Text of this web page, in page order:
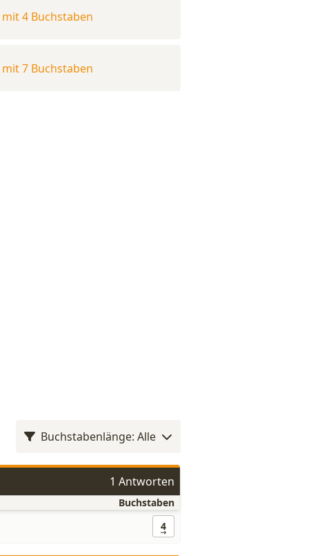
mit 4 Buchstaben
mit 7 Buchstaben
Buchstabenlänge: Alle
1 Antworten
Buchstaben
4